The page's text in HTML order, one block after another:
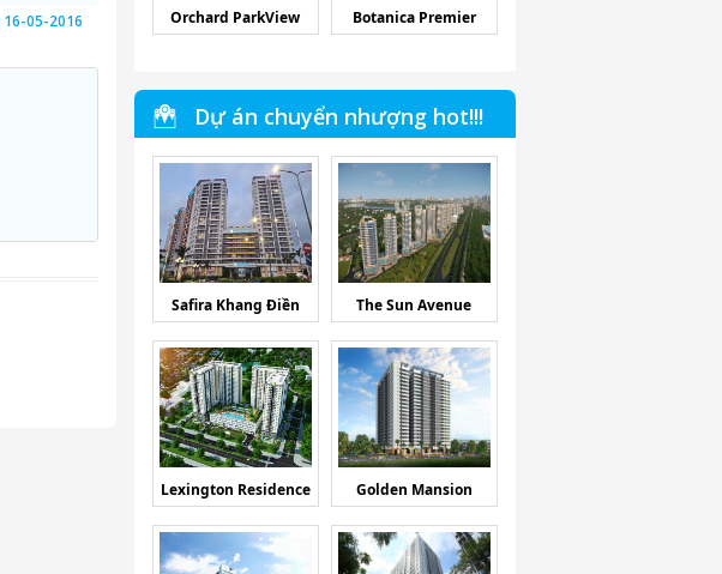
16-05-2016 Orchard ParkView Botanica Premier
Dự án chuyển nhượng hot!!!
Safira Khang Điền The Sun Avenue
Lexington Residence Golden Mansion